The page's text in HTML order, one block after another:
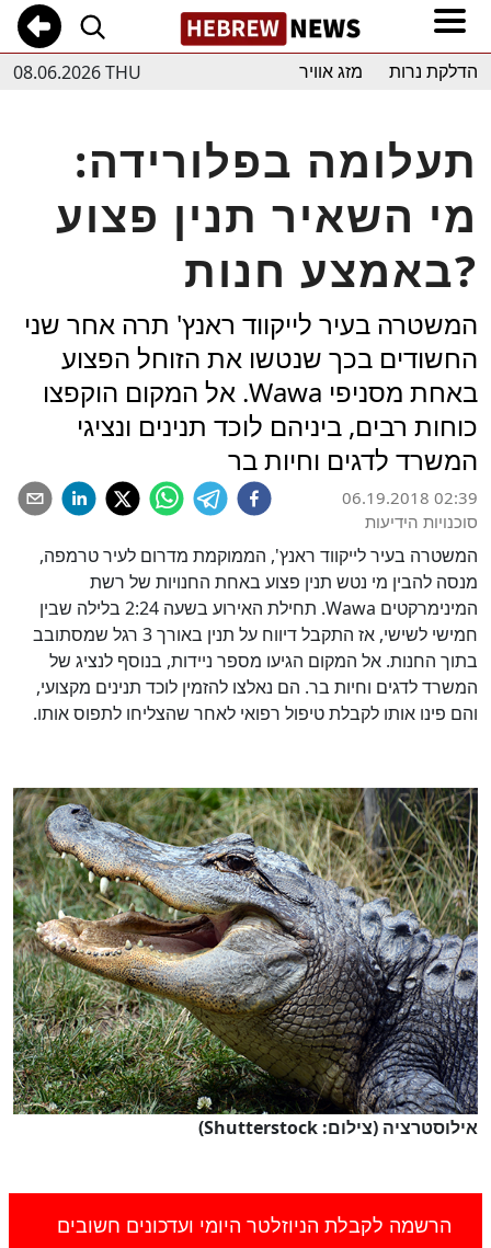
08.06.2026 THU הדלקת נרות מזג אוויר
תעלומה בפלורידה:
מי השאיר תנין פצוע
באמצע חנות?
המשטרה בעיר לייקווד ראנץ' תרה אחר שני
החשודים בכך שנטשו את הזוחל הפצוע
באחת מסניפי Wawa. אל המקום הוקפצו
כוחות רבים, ביניהם לוכד תנינים ונציגי
המשרד לדגים וחיות בר
06.19.2018 02:39
סוכנויות הידיעות
המשטרה בעיר לייקווד ראנץ', הממוקמת מדרום לעיר טרמפה,
מנסה להבין מי נטש תנין פצוע באחת החנויות של רשת
המינימרקטים Wawa. תחילת האירוע בשעה 2:24 בלילה שבין
חמישי לשישי, אז התקבל דיווח על תנין באורך 3 רגל שמסתובב
בתוך החנות. אל המקום הגיעו מספר ניידות, בנוסף לנציג של
המשרד לדגים וחיות בר. הם נאלצו להזמין לוכד תנינים מקצועי,
והם פינו אותו לקבלת טיפול רפואי לאחר שהצליחו לתפוס אותו.
אילוסטרציה (צילום: Shutterstock)
הרשמה לקבלת הניוזלטר היומי ועדכונים חשובים